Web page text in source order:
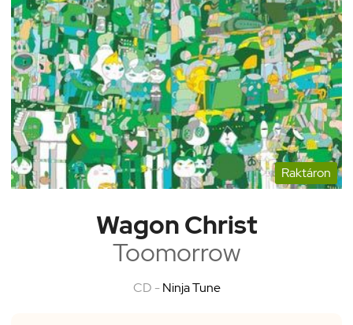
Raktáron
Wagon Christ
Toomorrow
CD -Ninja Tune